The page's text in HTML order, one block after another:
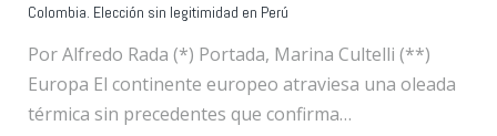
Colombia. Elección sin legitimidad en Perú
Por Alfredo Rada (*) Portada, Marina Cultelli (**)
Europa El continente europeo atraviesa una oleada
térmica sin precedentes que confirma…